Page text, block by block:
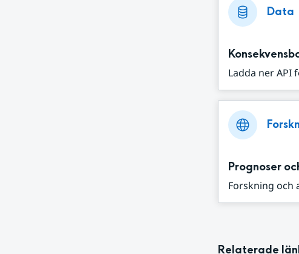
Data
Ladda ner API
Prognoser
Forskning och
Relaterade